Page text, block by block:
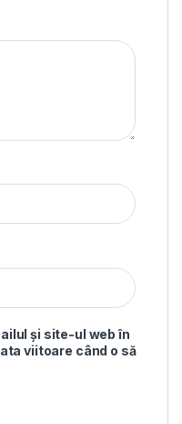
și site-ul web în
viitoare când o să